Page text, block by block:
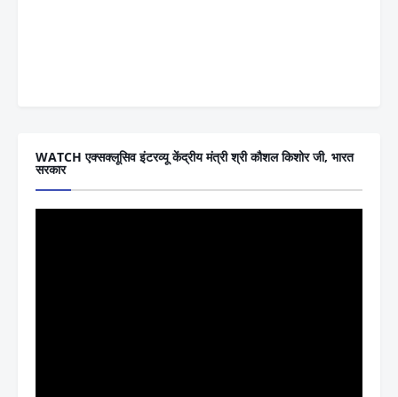
WATCH एक्सक्लूसिव इंटरव्यू केंद्रीय मंत्री श्री कौशल किशोर जी, भारत
सरकार